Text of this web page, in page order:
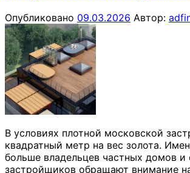
Опубликовано 09.03.2026 Автор:
В условиях плотной московской
квадратный метр на вес золота.
больше владельцев частных домов и
застройщиков обращают внимание